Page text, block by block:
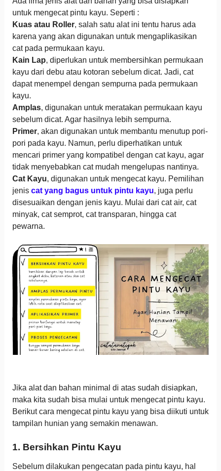
untuk mengecat pintu kayu. Seperti :
Kuas atau Roller, salah satu alat ini tentu harus ada
karena yang akan digunakan untuk mengaplikasikan
cat pada permukaan kayu.
Kain Lap, diperlukan untuk membersihkan permukaan
kayu dari debu atau kotoran sebelum dicat. Jadi, cat
dapat menempel dengan sempurna pada permukaan
kayu.
Amplas, digunakan untuk meratakan permukaan kayu
sebelum dicat. Agar hasilnya lebih sempurna.
Primer, akan digunakan untuk membantu menutup pori-
pori pada kayu. Namun, perlu diperhatikan untuk
mencari primer yang kompatibel dengan cat kayu, agar
tidak menyebabkan cat mudah mengelupas nantinya.
Cat Kayu, digunakan untuk mengecat kayu. Pemilihan
jenis cat yang bagus untuk pintu kayu, juga perlu
disesuaikan dengan jenis kayu. Mulai dari cat air, cat
minyak, cat semprot, cat transparan, hingga cat
pewarna.
Jika alat dan bahan minimal di atas sudah disiapkan,
maka kita sudah bisa mulai untuk mengecat pintu kayu.
Berikut cara mengecat pintu kayu yang bisa diikuti untuk
tampilan hunian yang semakin menawan.
1. Bersihkan Pintu Kayu
Sebelum dilakukan pengecatan pada pintu kayu, hal